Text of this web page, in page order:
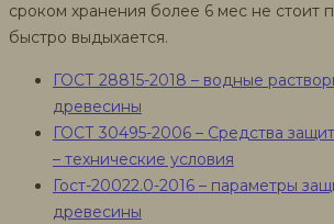
сроком хранения более 6 мес не стоит
быстро выдыхается.
ГОСТ 28815-2018 – водные
древесины
ГОСТ 30495-2006 – Средства
– технические условия
Гост-20022.0-2016 – параметры
древесины